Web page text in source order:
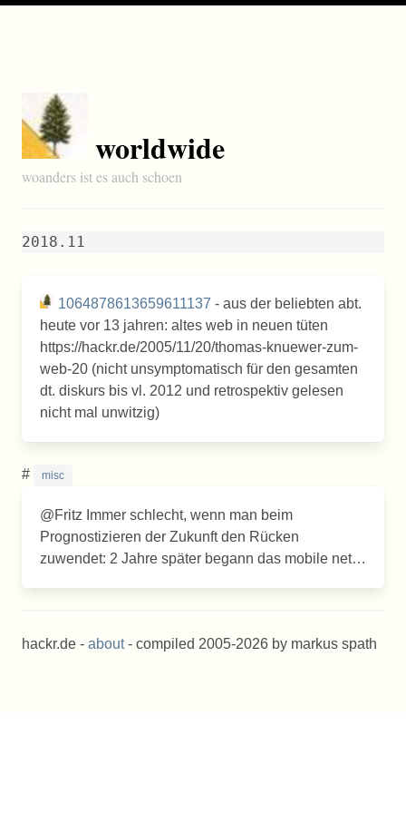
worldwide
woanders ist es auch schoen
2018.11
1064878613659611137 - aus der beliebten abt.
heute vor 13 jahren: altes web in neuen tüten
https://hackr.de/2005/11/20/thomas-knuewer-zum-
web-20 (nicht unsymptomatisch für den gesamten
dt. diskurs bis vl. 2012 und retrospektiv gelesen
nicht mal unwitzig)
# misc
@Fritz Immer schlecht, wenn man beim
Prognostizieren der Zukunft den Rücken
zuwendet: 2 Jahre später begann das mobile net…
hackr.de - about- compiled 2005-2026 by markus spath